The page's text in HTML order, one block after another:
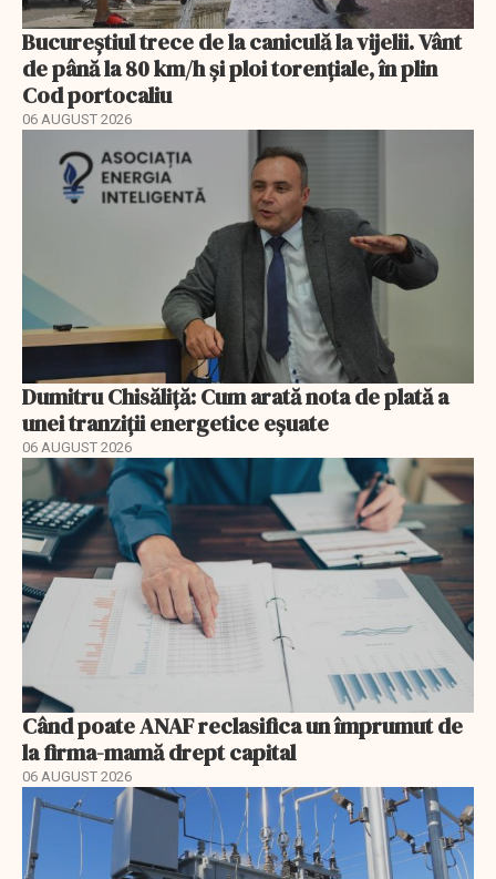
Bucureștiul trece de la caniculă la vijelii. Vânt
de până la 80 km/h și ploi torențiale, în plin
Cod portocaliu
06 AUGUST 2026
Dumitru Chisăliță: Cum arată nota de plată a
unei tranziții energetice eșuate
06 AUGUST 2026
Când poate ANAF reclasifica un împrumut de
la firma-mamă drept capital
06 AUGUST 2026